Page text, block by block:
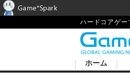
ハードコアゲー
ホーム
Game*Spark